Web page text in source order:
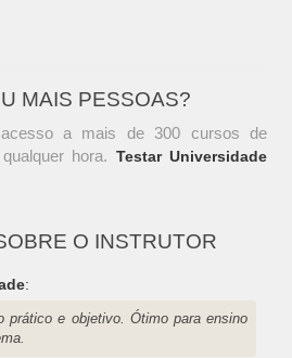
MAIS PESSOAS?
a mais de 300 cursos de
hora. Testar Universidade
O INSTRUTOR
:
prático e objetivo. Ótimo para ensino